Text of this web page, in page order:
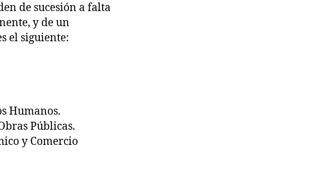
de sucesión a falta
y de un
el siguiente:
Humanos.
Públicas.
y Comercio